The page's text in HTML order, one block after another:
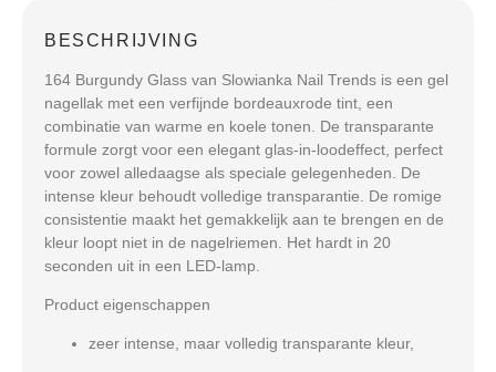
BESCHRIJVING
164 Burgundy Glass van Slowianka Nail Trends is een gel
nagellak met een verfijnde bordeauxrode tint, een
combinatie van warme en koele tonen. De transparante
formule zorgt voor een elegant glas-in-loodeffect, perfect
voor zowel alledaagse als speciale gelegenheden. De
intense kleur behoudt volledige transparantie. De romige
consistentie maakt het gemakkelijk aan te brengen en de
kleur loopt niet in de nagelriemen. Het hardt in 20
seconden uit in een LED-lamp.
Product eigenschappen
zeer intense, maar volledig transparante kleur,